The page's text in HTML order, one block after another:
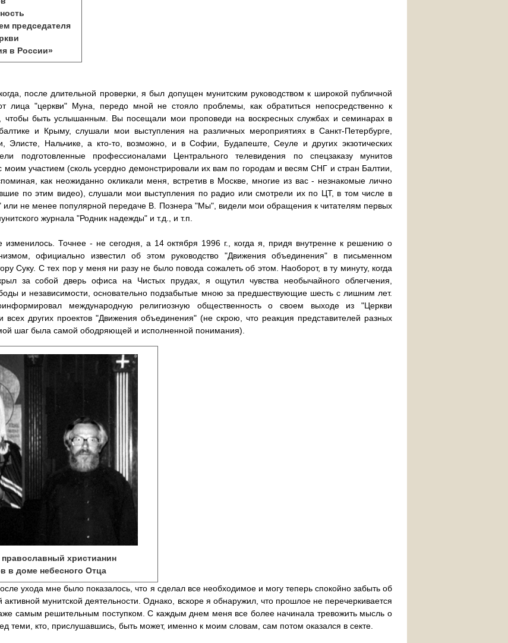
председателя
в России»
после длительной проверки, я был допущен мунитским руководством к широкой публичной
лица "церкви" Муна, передо мной не стояло проблемы, как обратиться непосредственно к
чтобы быть услышанным. Вы посещали мои проповеди на воскресных службах и семинарах в
и Крыму, слушали мои выступления на различных мероприятиях в Санкт-Петербурге,
Элисте, Нальчике, а кто-то, возможно, и в Софии, Будапеште, Сеуле и других экзотических
подготовленные профессионалами Центрального телевидения по спецзаказу мунитов
участием (сколь усердно демонстрировали их вам по городам и весям СНГ и стран Балтии,
как неожиданно окликали меня, встретив в Москве, многие из вас - незнакомые лично
по этим видео), слушали мои выступления по радио или смотрели их по ЦТ, в том числе в
или не менее популярной передаче В. Познера "Мы", видели мои обращения к читателям первых
журнала "Родник надежды" и т.д., и т.п.
изменилось. Точнее - не сегодня, а 14 октября 1996 г., когда я, придя внутренне к решению о
официально известил об этом руководство "Движения объединения" в письменном
Суку. С тех пор у меня ни разу не было повода сожалеть об этом. Наоборот, в ту минуту, когда
за собой дверь офиса на Чистых прудах, я ощутил чувства необычайного облегчения,
и независимости, основательно подзабытые мною за предшествующие шесть с лишним лет.
международную религиозную общественность о своем выходе из "Церкви
всех других проектов "Движения объединения" (не скрою, что реакция представителей разных
шаг была самой ободряющей и исполненной понимания).
христианин
в доме небесного Отца
ухода мне было показалось, что я сделал все необходимое и могу теперь спокойно забыть об
активной мунитской деятельности. Однако, вскоре я обнаружил, что прошлое не перечеркивается
самым решительным поступком. С каждым днем меня все более начинала тревожить мысль о
теми, кто, прислушавшись, быть может, именно к моим словам, сам потом оказался в секте.